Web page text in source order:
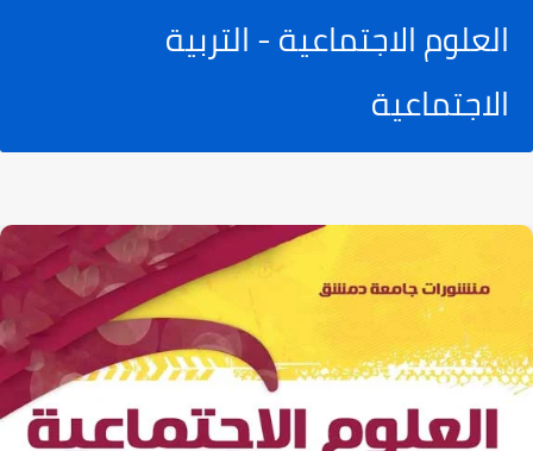
العلوم الاجتماعية - التربية
الاجتماعية